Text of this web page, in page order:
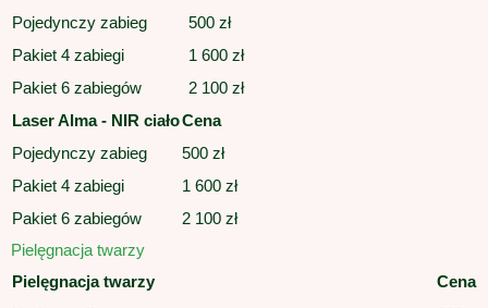
Pojedynczy zabieg
500 zł
Pakiet 4 zabiegi
1 600 zł
Pakiet 6 zabiegów
2 100 zł
Laser Alma - NIR ciałoCena
Pojedynczy zabieg
500 zł
Pakiet 4 zabiegi
1 600 zł
Pakiet 6 zabiegów
2 100 zł
Pielęgnacja twarzy
Pielęgnacja twarzy
Cena